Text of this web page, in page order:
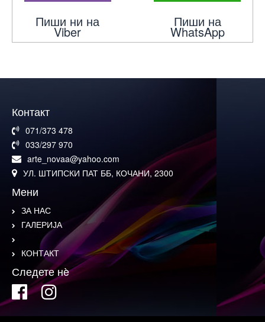
Пиши ни на
Viber
Пиши на
WhatsApp
Контакт
071/373 478
033/297 970
arte_novaa@yahoo.com
УЛ. ШТИПСКИ ПАТ ББ, КОЧАНИ, 2300
Мени
ЗА НАС
ГАЛЕРИЈА
КОНТАКТ
Следете нè